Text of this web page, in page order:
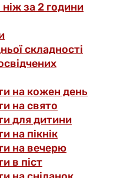
за 2 години
складності
на кожен день
на свято
для дитини
на пікнік
на вечерю
в піст